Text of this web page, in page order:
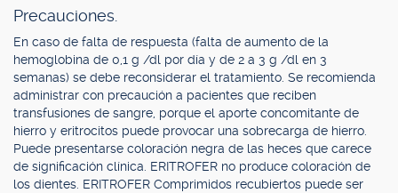
Precauciones.
En caso de falta de respuesta (falta de aumento de la
hemoglobina de 0,1 g /dl por día y de 2 a 3 g /dl en 3
semanas) se debe reconsiderar el tratamiento. Se recomienda
administrar con precaución a pacientes que reciben
transfusiones de sangre, porque el aporte concomitante de
hierro y eritrocitos puede provocar una sobrecarga de hierro.
Puede presentarse coloración negra de las heces que carece
de significación clínica. ERITROFER no produce coloración de
los dientes. ERITROFER Comprimidos recubiertos puede ser